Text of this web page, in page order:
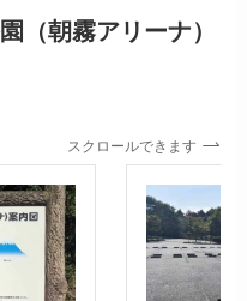
（朝霧アリーナ）
スクロールできます